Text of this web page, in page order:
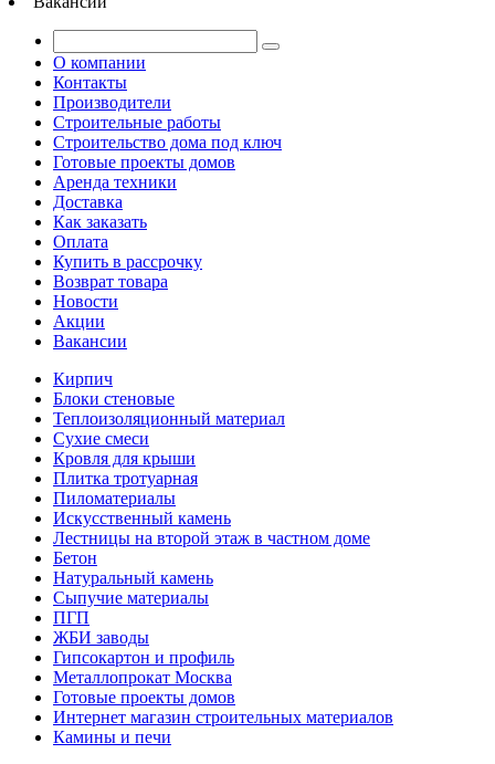
О компании
Контакты
Производители
Строительные работы
Строительство дома под ключ
Готовые проекты домов
Аренда техники
Доставка
Как заказать
Оплата
Купить в рассрочку
Возврат товара
Новости
Акции
Вакансии
Кирпич
Блоки стеновые
Теплоизоляционный материал
Сухие смеси
Кровля для крыши
Плитка тротуарная
Пиломатериалы
Искусственный камень
Лестницы на второй этаж в частном доме
Бетон
Натуральный камень
Сыпучие материалы
ПГП
ЖБИ заводы
Гипсокартон и профиль
Металлопрокат Москва
Готовые проекты домов
Интернет магазин строительных материалов
Камины и печи